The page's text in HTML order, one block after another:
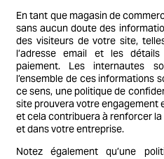
En tant que magasin de
sans aucun doute des
des visiteurs de votre site,
l’adresse email et les
paiement. Les internautes
l’ensemble de ces informations
ce sens, une politique de
site prouvera votre engagement
et cela contribuera à renforcer
et dans votre entreprise.
Notez également qu’une